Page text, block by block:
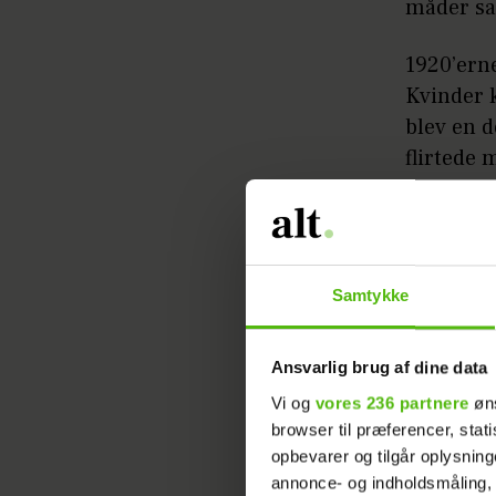
Samtykke
Ansvarlig brug af dine data
Vi og vores 236 partnere
browser til præferencer,
opbevarer og tilgår
annonce- og
måder
Kvinder
blev en
flirtede
og
– der
var